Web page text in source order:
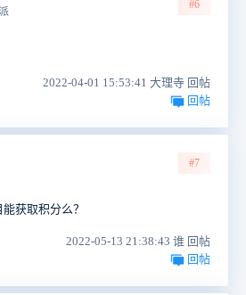
#6
2022-04-01 15:53:41 大理寺 回帖
回帖
#7
获取积分么？
2022-05-13 21:38:43 谁 回帖
回帖